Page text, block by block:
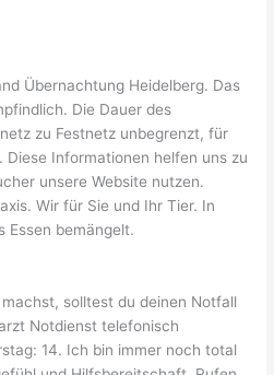
Übernachtung Heidelberg. Das
Die Dauer des
zu Festnetz unbegrenzt, für
Informationen helfen uns zu
unsere Website nutzen.
Wir für Sie und Ihr Tier. In
Essen bemängelt.
solltest du deinen Notfall
Notdienst telefonisch
14. Ich bin immer noch total